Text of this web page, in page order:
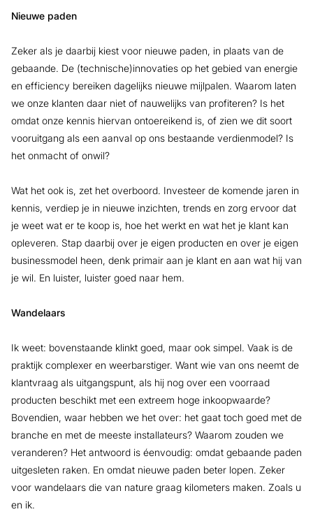
Nieuwe paden
Zeker als je daarbij kiest voor nieuwe paden, in plaats van de
gebaande. De (technische)innovaties op het gebied van energie
en efficiency bereiken dagelijks nieuwe mijlpalen. Waarom laten
we onze klanten daar niet of nauwelijks van profiteren? Is het
omdat onze kennis hiervan ontoereikend is, of zien we dit soort
vooruitgang als een aanval op ons bestaande verdienmodel? Is
het onmacht of onwil?
Wat het ook is, zet het overboord. Investeer de komende jaren in
kennis, verdiep je in nieuwe inzichten, trends en zorg ervoor dat
je weet wat er te koop is, hoe het werkt en wat het je klant kan
opleveren. Stap daarbij over je eigen producten en over je eigen
businessmodel heen, denk primair aan je klant en aan wat hij van
je wil. En luister, luister goed naar hem.
Wandelaars
Ik weet: bovenstaande klinkt goed, maar ook simpel. Vaak is de
praktijk complexer en weerbarstiger. Want wie van ons neemt de
klantvraag als uitgangspunt, als hij nog over een voorraad
producten beschikt met een extreem hoge inkoopwaarde?
Bovendien, waar hebben we het over: het gaat toch goed met de
branche en met de meeste installateurs? Waarom zouden we
veranderen? Het antwoord is éenvoudig: omdat gebaande paden
uitgesleten raken. En omdat nieuwe paden beter lopen. Zeker
voor wandelaars die van nature graag kilometers maken. Zoals u
en ik.